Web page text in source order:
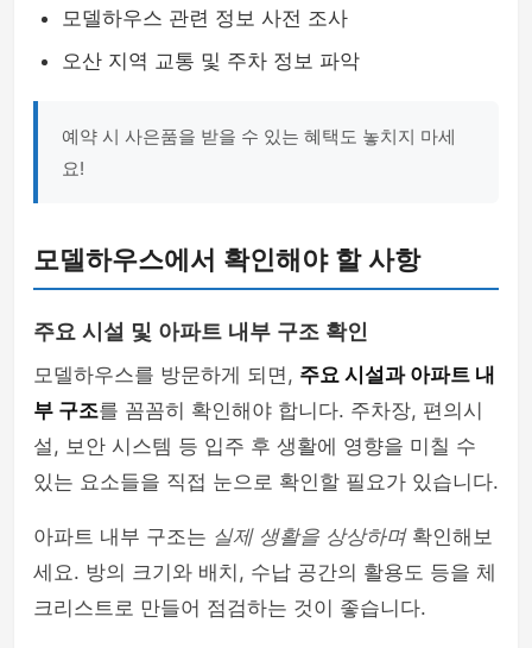
모델하우스 관련 정보 사전 조사
오산 지역 교통 및 주차 정보 파악
예약 시 사은품을 받을 수 있는 혜택도 놓치지 마세
요!
모델하우스에서 확인해야 할 사항
주요 시설 및 아파트 내부 구조 확인
모델하우스를 방문하게 되면, 주요 시설과 아파트 내
부 구조를 꼼꼼히 확인해야 합니다. 주차장, 편의시
설, 보안 시스템 등 입주 후 생활에 영향을 미칠 수
있는 요소들을 직접 눈으로 확인할 필요가 있습니다.
아파트 내부 구조는 실제 생활을 상상하며확인해보
세요. 방의 크기와 배치, 수납 공간의 활용도 등을 체
크리스트로 만들어 점검하는 것이 좋습니다.